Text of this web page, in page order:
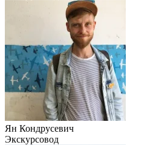
Ян Кондрусевич
Экскурсовод